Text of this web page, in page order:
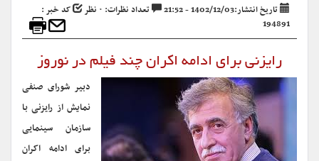
تاریخ انتشار:1402/12/03 - 21:52 تعداد نظرات: ۰ نظر
کد خبر :
194891
رایزنی برای ادامه اکران چند فیلم در نوروز
دبیر شورای صنفی
نمایش از رایزنی با
سازمان سینمایی
برای ادامه اکران